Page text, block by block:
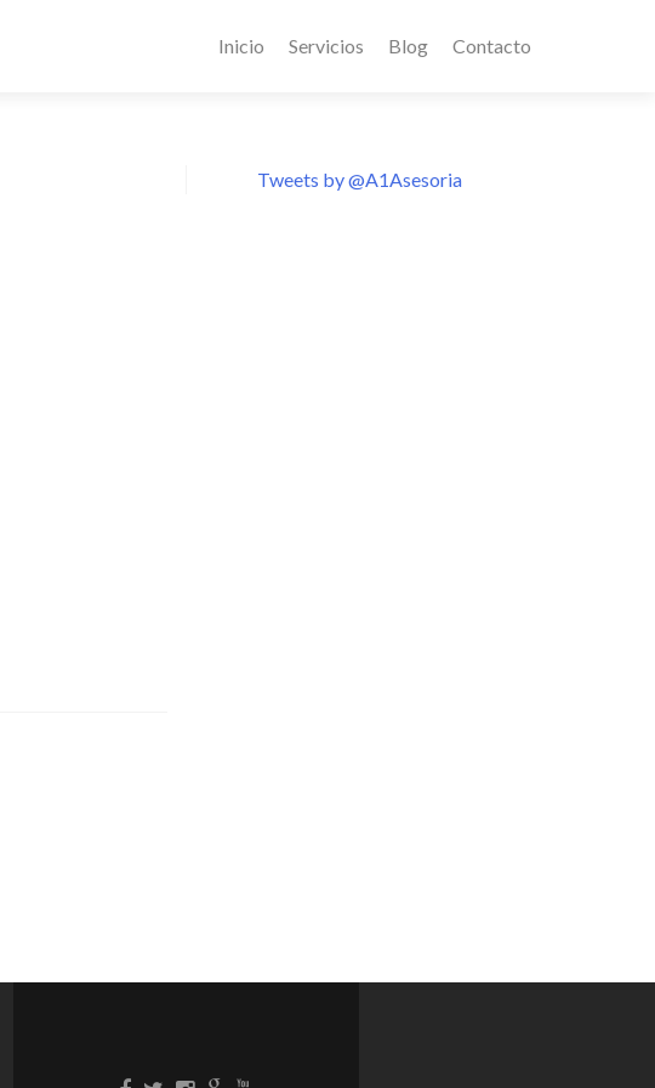
Inicio Servicios Blog Contacto
Tweets by @A1Asesoria